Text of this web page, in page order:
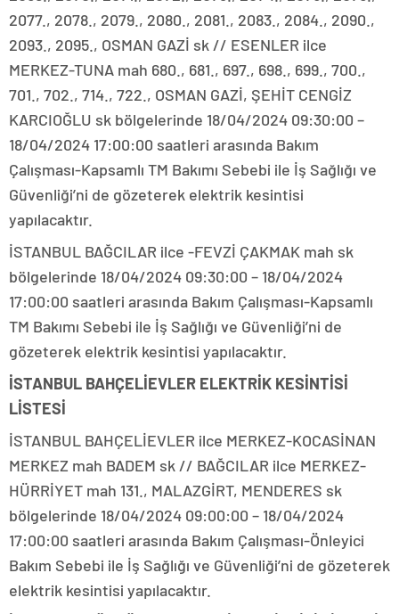
2077., 2078., 2079., 2080., 2081., 2083., 2084., 2090.,
2093., 2095., OSMAN GAZİ sk // ESENLER ilce
MERKEZ-TUNA mah 680., 681., 697., 698., 699., 700.,
701., 702., 714., 722., OSMAN GAZİ, ŞEHİT CENGİZ
KARCIOĞLU sk bölgelerinde 18/04/2024 09:30:00 –
18/04/2024 17:00:00 saatleri arasında Bakım
Çalışması-Kapsamlı TM Bakımı Sebebi ile İş Sağlığı ve
Güvenliği’ni de gözeterek elektrik kesintisi
yapılacaktır.
İSTANBUL BAĞCILAR ilce -FEVZİ ÇAKMAK mah sk
bölgelerinde 18/04/2024 09:30:00 – 18/04/2024
17:00:00 saatleri arasında Bakım Çalışması-Kapsamlı
TM Bakımı Sebebi ile İş Sağlığı ve Güvenliği’ni de
gözeterek elektrik kesintisi yapılacaktır.
İSTANBUL BAHÇELİEVLER ELEKTRİK KESİNTİSİ
LİSTESİ
İSTANBUL BAHÇELİEVLER ilce MERKEZ-KOCASİNAN
MERKEZ mah BADEM sk // BAĞCILAR ilce MERKEZ-
HÜRRİYET mah 131., MALAZGİRT, MENDERES sk
bölgelerinde 18/04/2024 09:00:00 – 18/04/2024
17:00:00 saatleri arasında Bakım Çalışması-Önleyici
Bakım Sebebi ile İş Sağlığı ve Güvenliği’ni de gözeterek
elektrik kesintisi yapılacaktır.